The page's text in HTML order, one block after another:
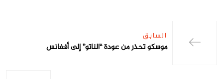
السابق
موسكو تحذر من عودة “الناتو” إلى أفغانس